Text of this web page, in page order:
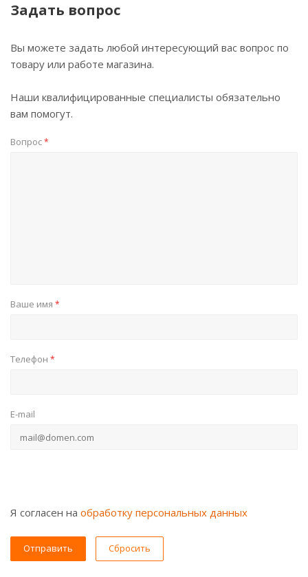
Задать вопрос
Вы можете задать любой интересующий вас вопрос по
товару или работе магазина.
Наши квалифицированные специалисты обязательно
вам помогут.
Вопрос*
Ваше имя *
Телефон *
E-mail
Я согласен на обработку персональных данных
Сбросить